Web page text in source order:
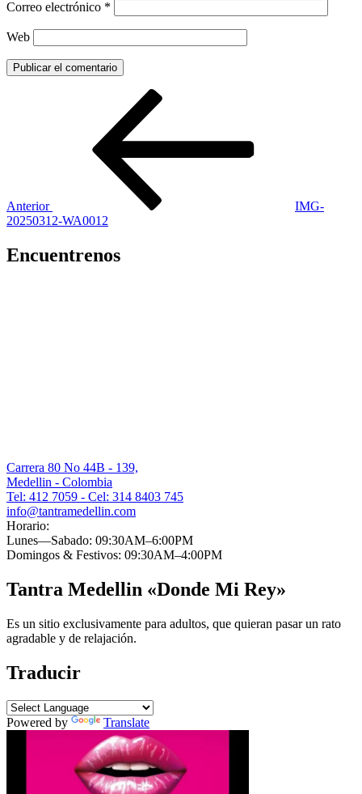
Correo electrónico *
Web
Anterior
IMG-
20250312-WA0012
Encuentrenos
Carrera 80 No 44B - 139,
Medellin - Colombia
Tel: 412 7059 - Cel: 314 8403 745
info@tantramedellin.com
Horario:
Lunes—Sabado: 09:30AM–6:00PM
Domingos & Festivos: 09:30AM–4:00PM
Tantra Medellin «Donde Mi Rey»
Es un sitio exclusivamente para adultos, que quieran pasar un rato
agradable y de relajación.
Traducir
Powered by Translate